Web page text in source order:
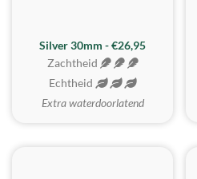
Silver 30mm - €26,95
Zachtheid
Echtheid
Extra waterdoorlatend